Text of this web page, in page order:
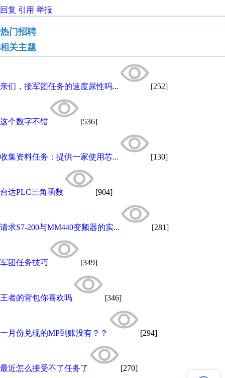
回复 引用 举报
热门招聘
相关主题
亲们，接军团任务的速度尿性吗... [252]
这个数字不错 [536]
收集资料任务：提供一家使用芯... [130]
台达PLC三角函数 [904]
请求S7-200与MM440变频器的实... [281]
军团任务技巧 [349]
王者的背包你喜欢吗 [346]
一月份兑现的MP到账没有？？ [294]
最近怎么接受不了任务了 [270]